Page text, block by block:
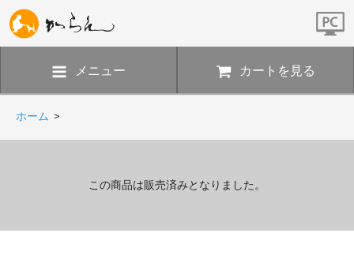
メニュー カートを見る
ホーム >
この商品は販売済みとなりました。